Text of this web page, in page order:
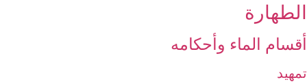
الطهارة
أقسام الماء وأحكامه‏
تمهيد